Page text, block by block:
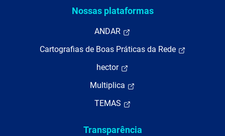
Nossas plataformas
ANDAR
Cartografias de Boas Práticas da Rede
hector
Multiplica
TEMAS
Transparência